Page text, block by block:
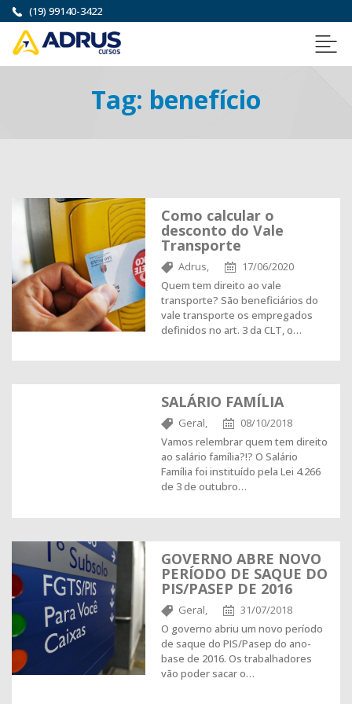
(19) 99140-3422
Tag: benefício
Como calcular o
desconto do Vale
Transporte
Adrus,
17/06/2020
Quem tem direito ao vale
transporte? São beneficiários do
vale transporte os empregados
definidos no art. 3 da CLT, o…
SALÁRIO FAMÍLIA
Geral,
08/10/2018
Vamos relembrar quem tem direito
ao salário família?!? O Salário
Família foi instituído pela Lei 4.266
de 3 de outubro…
GOVERNO ABRE NOVO
PERÍODO DE SAQUE DO
PIS/PASEP DE 2016
Geral,
31/07/2018
O governo abriu um novo período
de saque do PIS/Pasep do ano-
base de 2016. Os trabalhadores
vão poder sacar o…